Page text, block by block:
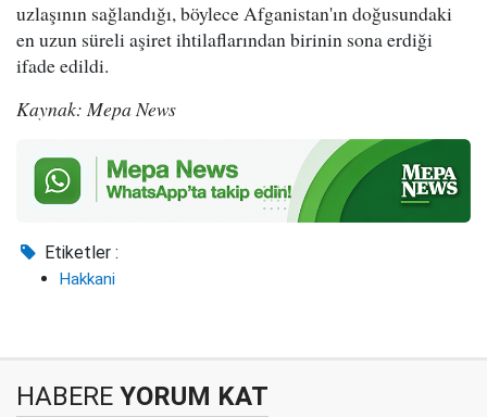
uzlaşının sağlandığı, böylece Afganistan'ın doğusundaki
en uzun süreli aşiret ihtilaflarından birinin sona erdiği
ifade edildi.
Kaynak: Mepa News
Etiketler :
Hakkani
HABERE YORUM KAT